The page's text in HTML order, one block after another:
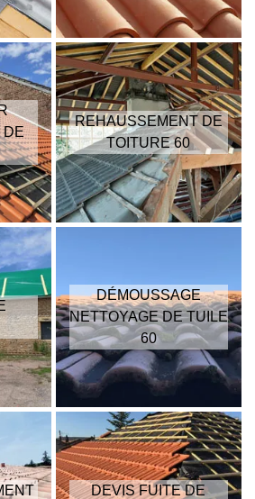
DE
REHAUSSEMENT DE
TOITURE 60
DÉMOUSSAGE
NETTOYAGE DE TUILE
60
DEVIS FUITE DE